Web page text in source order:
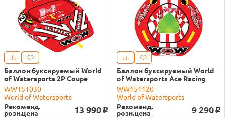
Баллон буксируемый World
of Watersports 2P Coupe
WW151030
World of Watersports
Рекоменд.
розн.цена 13 990 o
Баллон буксируемый World
of Watersports Ace Racing
WW151120
World of Watersports
Рекоменд.
розн.цена 9 290 o